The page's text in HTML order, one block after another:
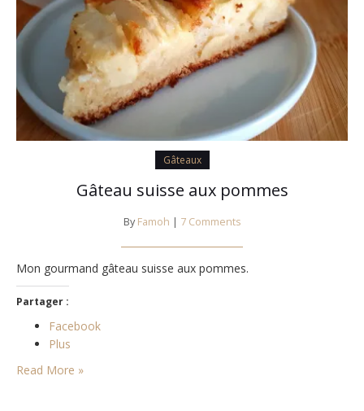
Gâteaux
Gâteau suisse aux pommes
By Famoh | 7 Comments
Mon gourmand gâteau suisse aux pommes.
Partager :
Facebook
Plus
Read More »